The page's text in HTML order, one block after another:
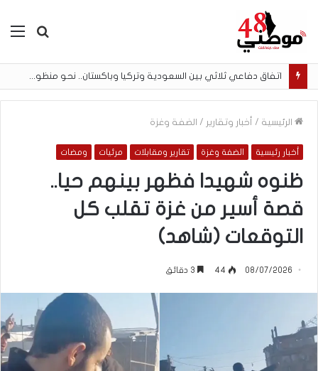
بحث
اتفاق دفاعي ثلاثي بين السعودية وتركيا وباكستان.. نحو منظومة أمنية إسلامية جديدة
الرئيسية / أخبار وتقارير / الضفة وغزة
أخبار رئيسية الضفة وغزة تقارير ومقابلات مرئيات ومضات
ظنوه شهيدا فظهر بينهم حيا..
قصة أسير من غزة تقلب كل
التوقعات (شاهد)
08/07/2026
44